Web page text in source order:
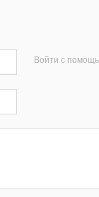
Войти с